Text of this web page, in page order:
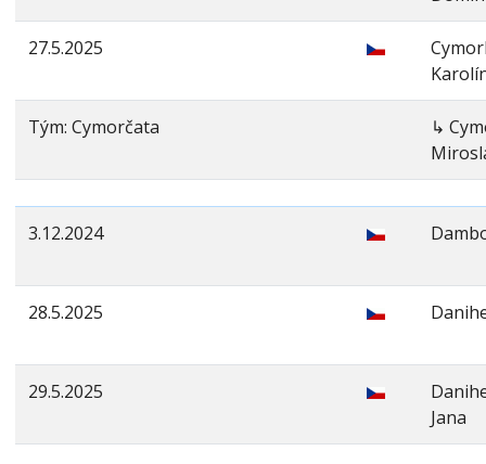
27.5.2025
Tým: Cymorčata
↳
3.12.2024
28.5.2025
29.5.2025
Jana